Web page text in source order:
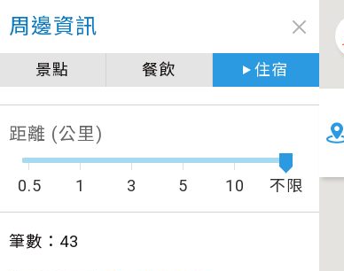
周邊資訊
景點 餐飲 住宿
距離 (公里)
0.5 1 3 5 10 不限
筆數： 43